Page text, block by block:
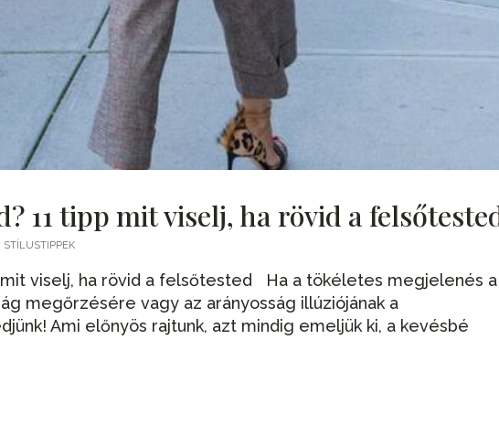
11 tipp mit viselj, ha rövid a
STÍLUSTIPPEK
mit viselj, ha rövid a felsőtested Ha a tökéletes megjelenés a
megőrzésére vagy az arányosság illúziójának a
Ami előnyös rajtunk, azt mindig emeljük ki, a kevésbé